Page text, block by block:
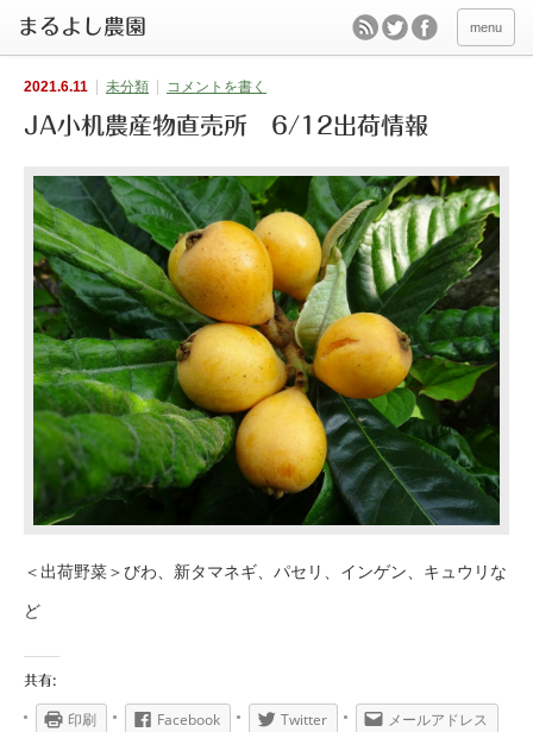
menu
2021.6.11 未分類 コメントを書く
JA小机農産物直売所 6/12出荷情報
＜出荷野菜＞びわ、新タマネギ、パセリ、インゲン、キュウリな
ど
共有:
印刷 Facebook Twitter メールアドレス